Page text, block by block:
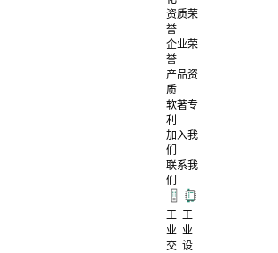
资质荣
誉
企业荣
誉
产品资
质
软著专
利
加入我
们
联系我
们
工
业
交
工
业
设